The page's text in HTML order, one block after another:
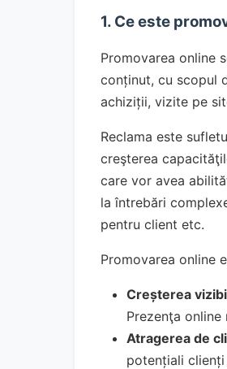
1. Ce este
Promovarea online
conținut, cu scopul
achiziții, vizite pe
Reclama este
creşterea
care vor avea
la întrebări
pentru client etc.
Promovarea online
Creșterea
Prezenţa
Atragerea de
potențiali